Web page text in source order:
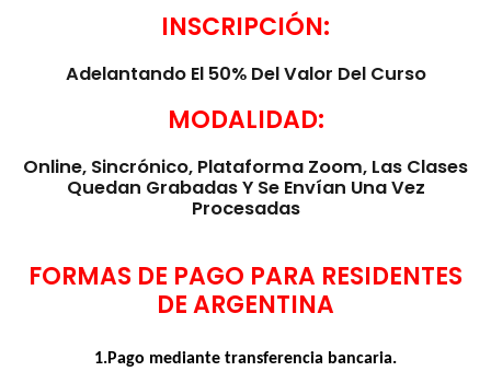
INSCRIPCIÓN:
Adelantando El 50% Del Valor Del Curso
MODALIDAD:
Online, Sincrónico, Plataforma Zoom, Las Clases
Quedan Grabadas Y Se Envían Una Vez
Procesadas
FORMAS DE PAGO PARA RESIDENTES
DE ARGENTINA
1.Pago mediante transferencia bancaria.